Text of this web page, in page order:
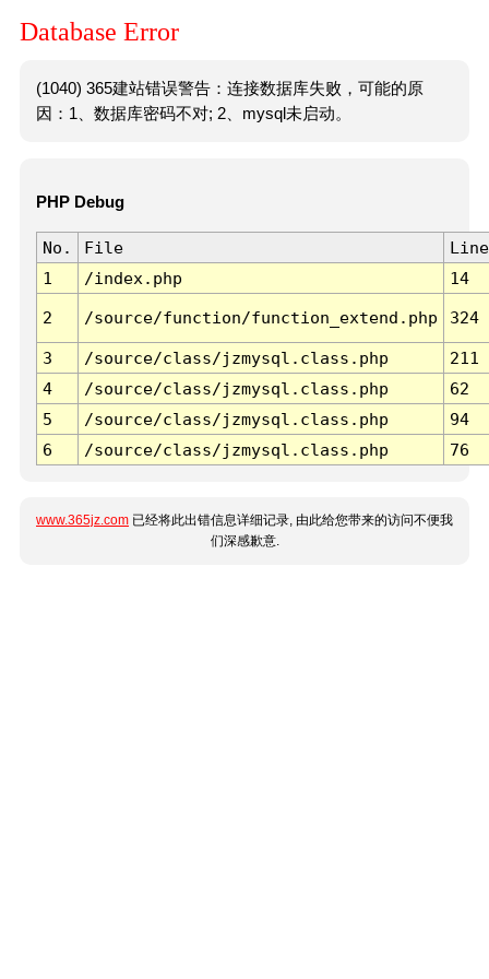
Database Error
(1040) 365建站错误警告：连接数据库失败，可能的原
因：1、数据库密码不对; 2、mysql未启动。
PHP Debug
No. File
Line
1
/index.php 14
2 /source/function/function_extend.php 324
3 /source/class/jzmysql.class.php
211
4
/source/class/jzmysql.class.php
62
5
/source/class/jzmysql.class.php
94
6
/source/class/jzmysql.class.php 76
www.365jz.com 已经将此出错信息详细记录, 由此给您带来的访问不便我
们深感歉意.